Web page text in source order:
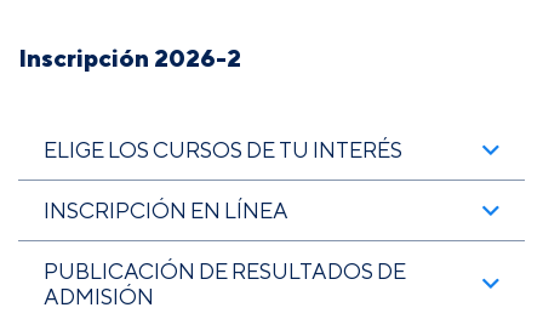
Inscripción 2026-2
ELIGE LOS CURSOS DE TU INTERÉS
INSCRIPCIÓN EN LÍNEA
PUBLICACIÓN DE RESULTADOS DE
ADMISIÓN